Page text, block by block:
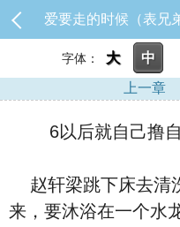
字体： 大 中
上一章
6以后就自己撸自
赵轩梁跳下床去清
来，要沐浴在一个水